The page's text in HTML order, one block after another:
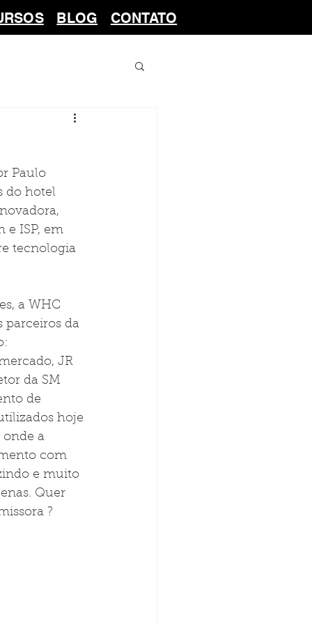
BLOG CONTATO
Paulo
do hotel
e ISP, em
tecnologia
a WHC
parceiros da
JR
da SM
de
hoje
onde a
com
e muito
Quer
?